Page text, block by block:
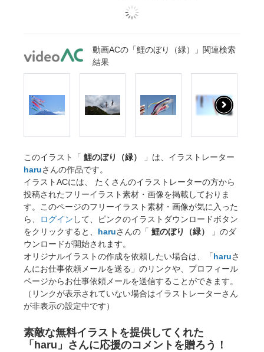
動画ACの「鯉のぼり（緑）」関連検索
結果
このイラスト「 鯉のぼり（緑）
」は、イラストレーター
haruさんの作品です。
イラストACには、 たくさんのイラストレーターの方から
投稿されたフリーイラスト素材・画像を掲載しておりま
す。このページのフリーイラスト素材・画像が気に入った
ら、
ログイン して、ピンクのイラストダウンロードボタン
をクリックすると、 haruさんの「 鯉のぼり（緑）
」のダ
ウンロードが開始されます。
オリジナルイラストの作成を依頼したい場合は、「haruさ
んにお仕事依頼メールを送る」のリンクや、プロフィール
ページからお仕事依頼メールを送信することができます。
（リンクが表示されていない場合はイラストレーターさん
が非表示の設定中です）
素敵な無料イラストを提供してくれた
「haru」さんに応援のコメントを贈ろう！